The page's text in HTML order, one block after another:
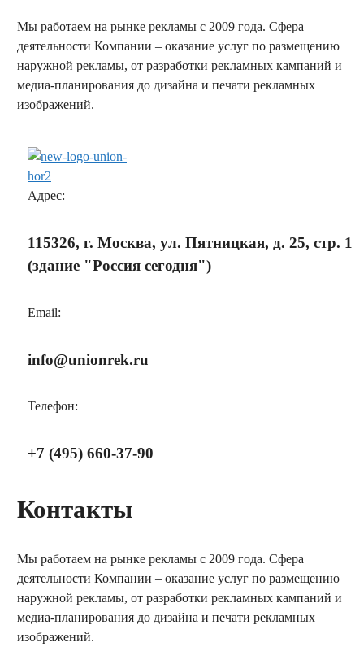
Мы работаем на рынке рекламы с 2009 года. Сфера
деятельности Компании – оказание услуг по размещению
наружной рекламы, от разработки рекламных кампаний и
медиа-планирования до дизайна и печати рекламных
изображений.
Адрес:
115326, г. Москва, ул. Пятницкая, д. 25, стр. 1
(здание "Россия сегодня")
Email:
info@unionrek.ru
Телефон:
+7 (495) 660-37-90
Контакты
Мы работаем на рынке рекламы с 2009 года. Сфера
деятельности Компании – оказание услуг по размещению
наружной рекламы, от разработки рекламных кампаний и
медиа-планирования до дизайна и печати рекламных
изображений.